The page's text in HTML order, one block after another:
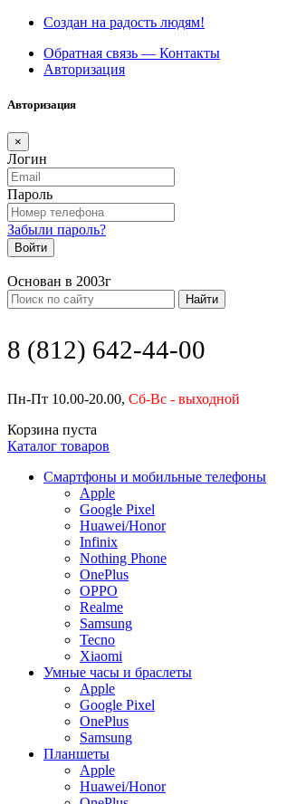
Создан на радость людям!
Обратная связь — Контакты
Авторизация
Авторизация
×
Логин
Пароль
Забыли пароль?
Войти
Основан в 2003г
Найти
8 (812) 642-44-00
Пн-Пт 10.00-20.00, Сб-Вс - выходной
Корзина пуста
Каталог товаров
Смартфоны и мобильные телефоны
Apple
Google Pixel
Huawei/Honor
Infinix
Nothing Phone
OnePlus
OPPO
Realme
Samsung
Tecno
Xiaomi
Умные часы и браслеты
Apple
Google Pixel
OnePlus
Samsung
Планшеты
Apple
Huawei/Honor